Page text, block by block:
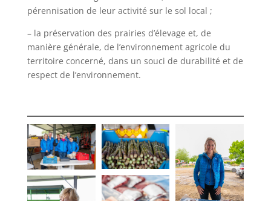
pérennisation de leur activité sur le sol local ;
– la préservation des prairies d’élevage et, de
manière générale, de l’environnement agricole du
territoire concerné, dans un souci de durabilité et de
respect de l’environnement.